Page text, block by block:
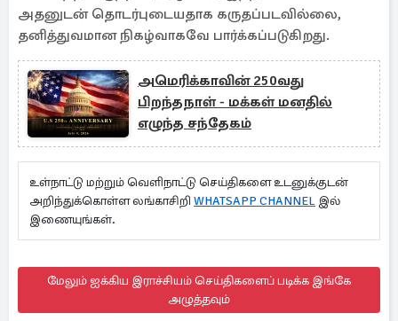
அதனுடன் தொடர்புடையதாக கருதப்படவில்லை,
தனித்துவமான நிகழ்வாகவே பார்க்கப்படுகிறது.
அமெரிக்காவின் 250வது
பிறந்தநாள் - மக்கள் மனதில்
எழுந்த சந்தேகம்
உள்நாட்டு மற்றும் வெளிநாட்டு செய்திகளை உடனுக்குடன்
அறிந்துக்கொள்ள லங்காசிறி WHATSAPP CHANNEL இல்
இணையுங்கள்.
மேலும் ஐக்கிய இராச்சியம் செய்திகளைப் படிக்க இங்கே
அழுத்தவும்